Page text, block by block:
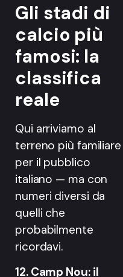
Gli stadi di
calcio più
famosi: la
classifica
reale
Qui arriviamo al
terreno più familiare
per il pubblico
italiano — ma con
numeri diversi da
quelli che
probabilmente
ricordavi.
12. Camp Nou: il